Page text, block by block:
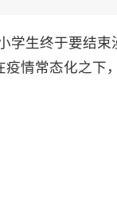
生终于要结束
疫情常态化之下